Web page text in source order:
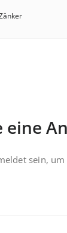
eine
sein, um